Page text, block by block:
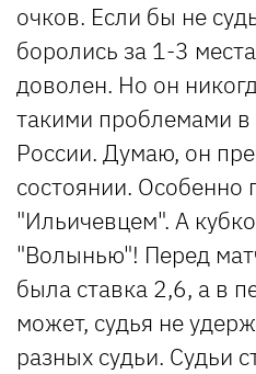
очков. Если бы не
боролись за 1-3
доволен. Но он
такими проблемами
России. Думаю, он
состоянии. Особенно
"Ильичевцем". А
"Волынью"! Перед
была ставка 2,6, а в
может, судья не
разных судьи. Судьи